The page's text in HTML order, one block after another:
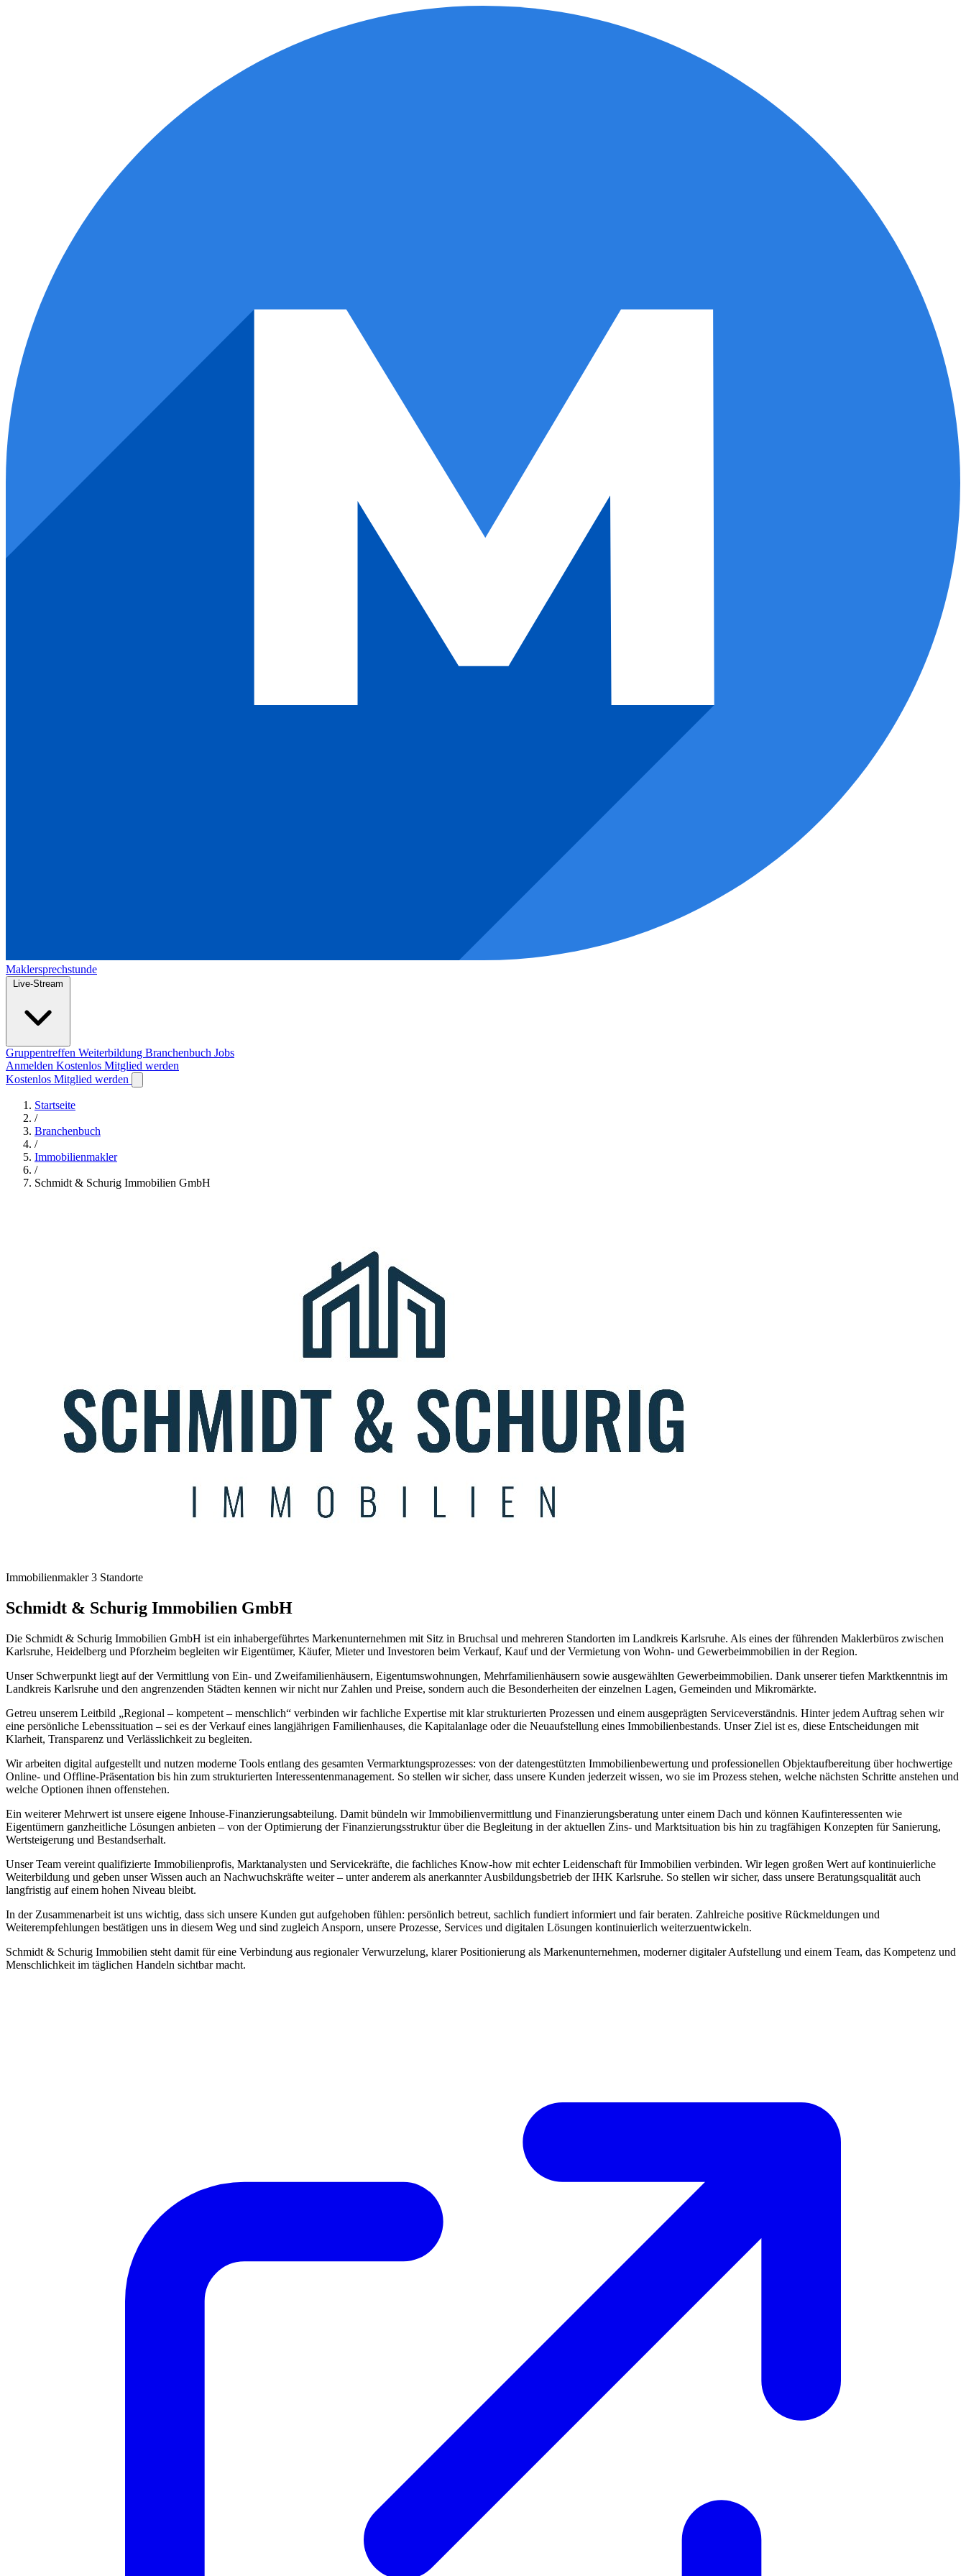
Maklersprechstunde
Live-Stream
Gruppentreffen Weiterbildung Branchenbuch Jobs
Anmelden Kostenlos Mitglied werden
Kostenlos Mitglied werden
Startseite
/
Branchenbuch
/
Immobilienmakler
/
Schmidt & Schurig Immobilien GmbH
Immobilienmakler 3 Standorte
Schmidt & Schurig Immobilien GmbH
Die Schmidt & Schurig Immobilien GmbH ist ein inhabergeführtes Markenunternehmen mit Sitz in Bruchsal und mehreren Standorten im Landkreis Karlsruhe. Als eines der führenden Maklerbüros zwischen
Karlsruhe, Heidelberg und Pforzheim begleiten wir Eigentümer, Käufer, Mieter und Investoren beim Verkauf, Kauf und der Vermietung von Wohn- und Gewerbeimmobilien in der Region.
Unser Schwerpunkt liegt auf der Vermittlung von Ein- und Zweifamilienhäusern, Eigentumswohnungen, Mehrfamilienhäusern sowie ausgewählten Gewerbeimmobilien. Dank unserer tiefen Marktkenntnis im
Landkreis Karlsruhe und den angrenzenden Städten kennen wir nicht nur Zahlen und Preise, sondern auch die Besonderheiten der einzelnen Lagen, Gemeinden und Mikromärkte.
Getreu unserem Leitbild „Regional – kompetent – menschlich“ verbinden wir fachliche Expertise mit klar strukturierten Prozessen und einem ausgeprägten Serviceverständnis. Hinter jedem Auftrag sehen wir
eine persönliche Lebenssituation – sei es der Verkauf eines langjährigen Familienhauses, die Kapitalanlage oder die Neuaufstellung eines Immobilienbestands. Unser Ziel ist es, diese Entscheidungen mit
Klarheit, Transparenz und Verlässlichkeit zu begleiten.
Wir arbeiten digital aufgestellt und nutzen moderne Tools entlang des gesamten Vermarktungsprozesses: von der datengestützten Immobilienbewertung und professionellen Objektaufbereitung über hochwertige
Online- und Offline-Präsentation bis hin zum strukturierten Interessentenmanagement. So stellen wir sicher, dass unsere Kunden jederzeit wissen, wo sie im Prozess stehen, welche nächsten Schritte anstehen und
welche Optionen ihnen offenstehen.
Ein weiterer Mehrwert ist unsere eigene Inhouse-Finanzierungsabteilung. Damit bündeln wir Immobilienvermittlung und Finanzierungsberatung unter einem Dach und können Kaufinteressenten wie
Eigentümern ganzheitliche Lösungen anbieten – von der Optimierung der Finanzierungsstruktur über die Begleitung in der aktuellen Zins- und Marktsituation bis hin zu tragfähigen Konzepten für Sanierung,
Wertsteigerung und Bestandserhalt.
Unser Team vereint qualifizierte Immobilienprofis, Marktanalysten und Servicekräfte, die fachliches Know-how mit echter Leidenschaft für Immobilien verbinden. Wir legen großen Wert auf kontinuierliche
Weiterbildung und geben unser Wissen auch an Nachwuchskräfte weiter – unter anderem als anerkannter Ausbildungsbetrieb der IHK Karlsruhe. So stellen wir sicher, dass unsere Beratungsqualität auch
langfristig auf einem hohen Niveau bleibt.
In der Zusammenarbeit ist uns wichtig, dass sich unsere Kunden gut aufgehoben fühlen: persönlich betreut, sachlich fundiert informiert und fair beraten. Zahlreiche positive Rückmeldungen und
Weiterempfehlungen bestätigen uns in diesem Weg und sind zugleich Ansporn, unsere Prozesse, Services und digitalen Lösungen kontinuierlich weiterzuentwickeln.
Schmidt & Schurig Immobilien steht damit für eine Verbindung aus regionaler Verwurzelung, klarer Positionierung als Markenunternehmen, moderner digitaler Aufstellung und einem Team, das Kompetenz und
Menschlichkeit im täglichen Handeln sichtbar macht.